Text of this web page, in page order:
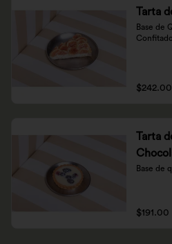
Tarta
Base de
$242.00
Tarta
Base de
$191.00